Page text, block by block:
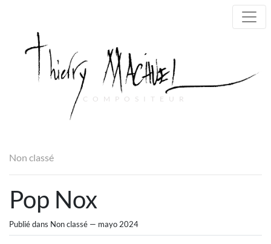
COMPOSITEUR
Main Navigation
Non classé
Pop Nox
Publié dans Non classé — mayo 2024